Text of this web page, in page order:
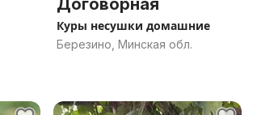
Договорная
Куры несушки домашние
Березино, Минская обл.